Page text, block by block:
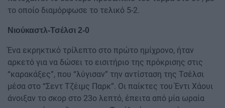
το οποίο διαμόρφωσε το τελικό 5-2.
Νιούκαστλ-Τσέλσι 2-0
Ένα εκρηκτικό τρίλεπτο στο πρώτο ημίχρονο, ήταν
αρκετό για να δώσει το εισιτήριο της πρόκρισης στις
“καρακάξες”, που “λύγισαν” την αντίσταση της Τσέλσι
μέσα στο “Σεντ Τζέιμς Παρκ”. Οι παίκτες του Έντι Χάουι
άνοιξαν το σκορ στο 23ο λεπτό, έπειτα από μία ωραία